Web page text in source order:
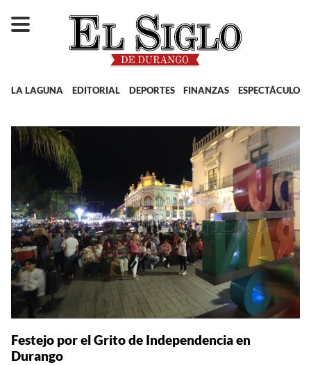
LA LAGUNA EDITORIAL DEPORTES FINANZAS ESPECTÁCULOS
Festejo por el Grito de Independencia en
Durango